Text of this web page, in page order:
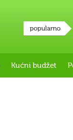
popularno
Kućni budžet